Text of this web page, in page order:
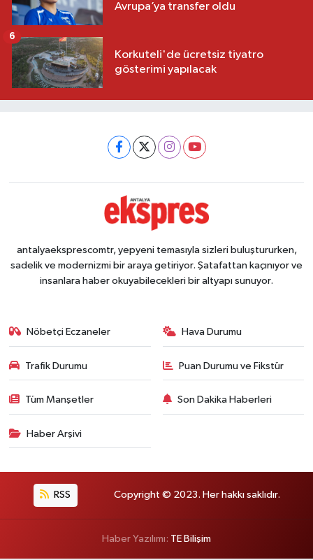
Avrupa’ya transfer oldu
Korkuteli'de ücretsiz tiyatro
gösterimi yapılacak
6
antalyaeksprescomtr, yepyeni temasıyla sizleri buluştururken,
sadelik ve modernizmi bir araya getiriyor. Şatafattan kaçınıyor ve
insanlara haber okuyabilecekleri bir altyapı sunuyor.
Nöbetçi Eczaneler Hava Durumu
Trafik Durumu Puan Durumu ve Fikstür
Tüm Manşetler Son Dakika Haberleri
Haber Arşivi
RSS Copyright © 2023. Her hakkı saklıdır.
Haber Yazılımı: TE Bilişim